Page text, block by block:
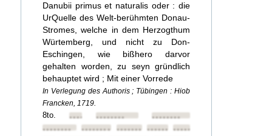
Danubii primus et naturalis oder : die
UrQuelle des Welt-berühmten Donau-
Stromes, welche in dem Herzogthum
Würtemberg, und nicht zu Don-
Eschingen, wie bißhero darvor
gehalten worden, zu seyn gründlich
behauptet wird ; Mit einer Vorrede
In Verlegung des Authoris ; Tübingen : Hiob
Francken, 1719.
8to.••••••••••••••••
••••••••
••••••••
•••••••• •••••••• ••••••••••••••••